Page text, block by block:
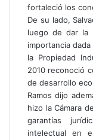
fortaleció los
De su lado,
luego de dar la
importancia
la Propiedad
2010 reconoció
de desarrollo
Ramos dijo
hizo la Cámara
garantías
intelectual en